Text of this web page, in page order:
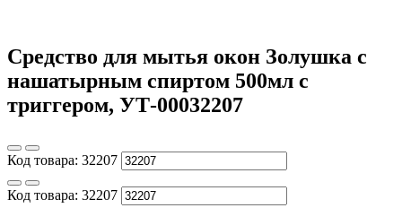
Средство для мытья окон Золушка с
нашатырным спиртом 500мл с
триггером, УТ-00032207
Код товара: 32207
Код товара: 32207